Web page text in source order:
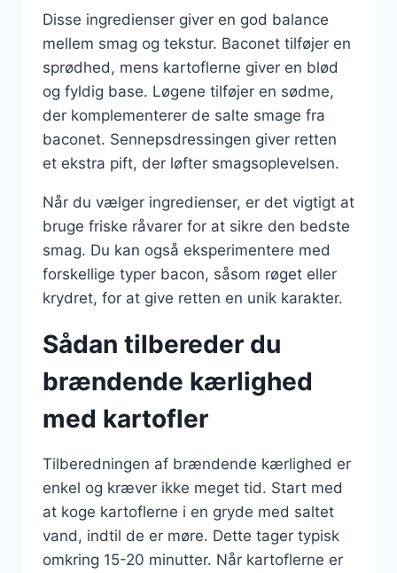
Disse ingredienser giver en god balance
mellem smag og tekstur. Baconet tilføjer en
sprødhed, mens kartoflerne giver en blød
og fyldig base. Løgene tilføjer en sødme,
der komplementerer de salte smage fra
baconet. Sennepsdressingen giver retten
et ekstra pift, der løfter smagsoplevelsen.
Når du vælger ingredienser, er det vigtigt at
bruge friske råvarer for at sikre den bedste
smag. Du kan også eksperimentere med
forskellige typer bacon, såsom røget eller
krydret, for at give retten en unik karakter.
Sådan tilbereder du
brændende kærlighed
med kartofler
Tilberedningen af brændende kærlighed er
enkel og kræver ikke meget tid. Start med
at koge kartoflerne i en gryde med saltet
vand, indtil de er møre. Dette tager typisk
omkring 15-20 minutter. Når kartoflerne er